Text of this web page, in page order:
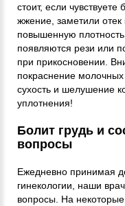
стоит, если чувствуете
жжение, заметили
повышенную
появляются рези или
при прикосновении.
покраснение молочных
сухость и шелушение
уплотнения!
Болит грудь и
вопросы
Ежедневно принимая
гинекологии, наши
вопросы. На